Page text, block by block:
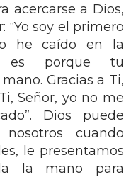
acercarse a Dios,
“Yo soy el primero
he caído en la
es porque tu
Gracias a Ti,
Señor, yo no me
Dios puede
cuando
le presentamos
la mano para